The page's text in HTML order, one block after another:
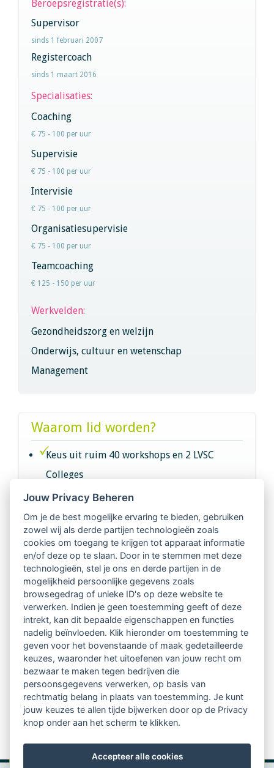
Beroepsregistratie(s):
Supervisor
sinds 1 februari 2007
Registercoach
sinds 1 maart 2016
Specialisaties:
Coaching
€ 75 - 100 per uur
Supervisie
€ 75 - 100 per uur
Intervisie
€ 75 - 100 per uur
Organisatiesupervisie
€ 75 - 100 per uur
Teamcoaching
€ 125 - 150 per uur
Werkvelden:
Gezondheidszorg en welzijn
Onderwijs, cultuur en wetenschap
Management
Waarom lid worden?
Keus uit ruim 40 workshops en 2 LVSC
Colleges
Intervisie met geregistreerde vakgenoten
Netwerk van 2100 professionals in 14
regio's
Vindbaar voor opdrachtgevers
Tijdschrift voor
Begeleidingskunde & kennisbank
Beroepsregistratie (LVSC keurmerk)
Lid worden van LVSC
Jouw Privacy Beheren
Om je de best mogelijke ervaring te bieden, gebruiken
zowel wij als derde partijen technologieën zoals
cookies om toegang te krijgen tot apparaat informatie
en/of deze op te slaan. Door in te stemmen met deze
technologieën, stel je ons en derde partijen in de
mogelijkheid persoonlijke gegevens zoals
browsegedrag of unieke ID's op deze website te
verwerken. Indien je geen toestemming geeft of deze
intrekt, kan dit bepaalde eigenschappen en functies
nadelig beïnvloeden. Klik hieronder om toestemming te
geven voor het bovenstaande of maak gedetailleerde
keuzes, waaronder het uitoefenen van jouw recht om
bezwaar te maken tegen bedrijven die
persoonsgegevens verwerken, op basis van
rechtmatig belang in plaats van toestemming. Je kunt
jouw keuzes te allen tijde bijwerken door op de Privacy
knop onder aan het scherm te klikken.
Accepteer alle cookies